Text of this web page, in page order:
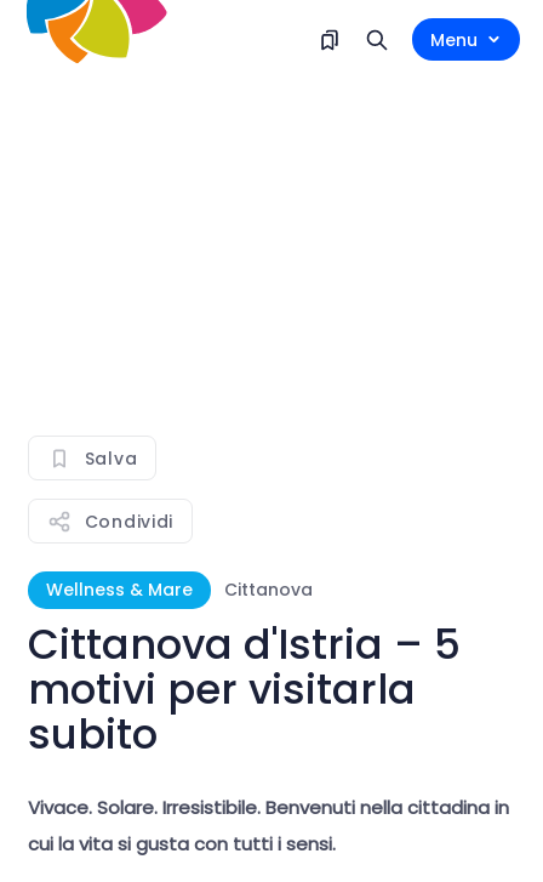
Menu
Salva
Condividi
Wellness & Mare Cittanova
Cittanova d'Istria – 5
motivi per visitarla
subito
Vivace. Solare. Irresistibile. Benvenuti nella cittadina in
cui la vita si gusta con tutti i sensi.